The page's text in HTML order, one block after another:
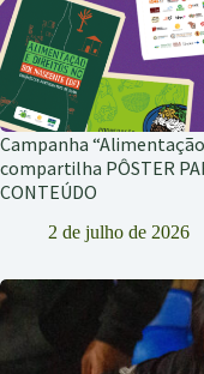
Campanha
compartilha PÔSTER
CONTEÚDO
2 de julho de 2026